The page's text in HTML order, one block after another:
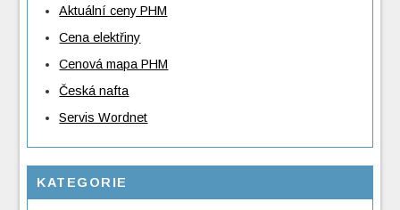
Aktuální ceny PHM
Cena elektřiny
Cenová mapa PHM
Česká nafta
Servis Wordnet
KATEGORIE